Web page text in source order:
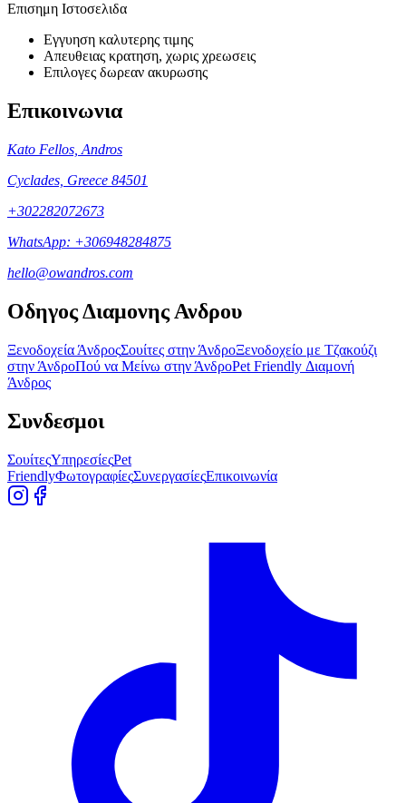
Επισημη Ιστοσελιδα
Εγγυηση καλυτερης τιμης
Απευθειας κρατηση, χωρις χρεωσεις
Επιλογες δωρεαν ακυρωσης
Επικοινωνια
Kato Fellos, Andros
Cyclades, Greece 84501
+302282072673
WhatsApp: +306948284875
hello@owandros.com
Οδηγος Διαμονης Ανδρου
Ξενοδοχεία ΆνδροςΣουίτες στην ΆνδροΞενοδοχείο με Τζακούζι
στην ΆνδροΠού να Μείνω στην ΆνδροPet Friendly Διαμονή
Άνδρος
Συνδεσμοι
ΣουίτεςΥπηρεσίεςPet
FriendlyΦωτογραφίεςΣυνεργασίεςΕπικοινωνία